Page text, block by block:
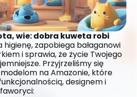
wie: dobra kuweta robi
higienę, zapobiega bałaganowi
i sprawia, że życie Twojego
Przyjrzeliśmy się
na Amazonie, które
designem i